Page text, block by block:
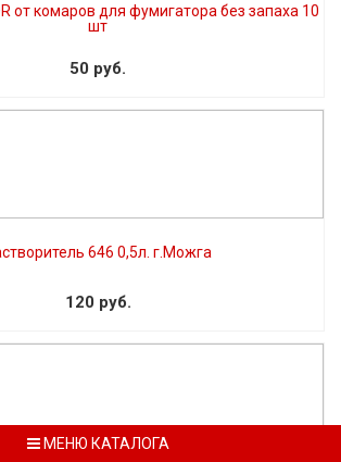
МЕНЮ КАТАЛОГА
от комаров для фумигатора без запаха 10
шт
50 руб.
646 0,5л. г.Можга
120 руб.